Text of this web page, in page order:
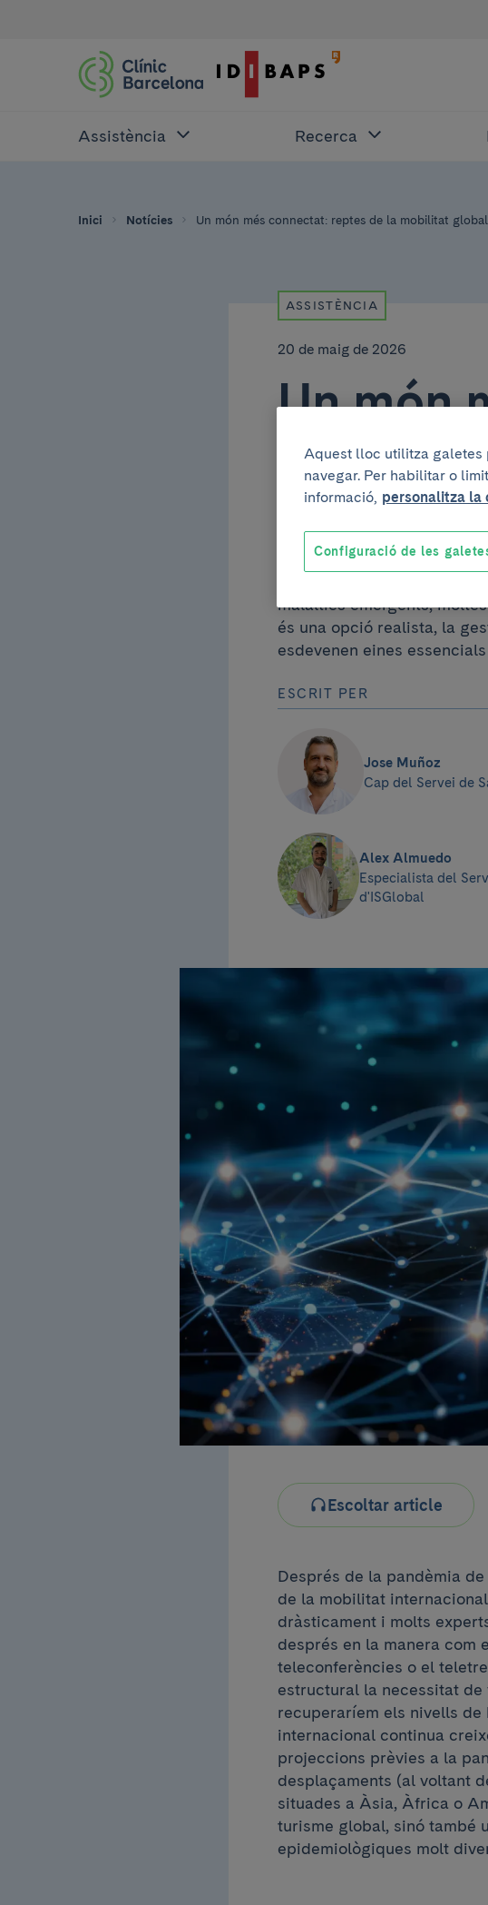
Assistència Recerca
Inici Notícies Un món més connectat: reptes de la mobilitat
ASSISTÈNCIA
20 de maig de 2026
Un món
reptes
per a la
malalties emergents,
és una opció realista, la
esdevenen eines
ESCRIT PER
Jose Muñoz
Cap del Servei de
Alex Almuedo
Especialista del
d'ISGlobal
Escoltar article
Després de la pandèmia
de la mobilitat
dràsticament i molts
després en la manera com
teleconferències o el
estructural la necessitat
recuperaríem els nivells
internacional continua
projeccions prèvies a la
desplaçaments (al voltant
situades a Àsia, Àfrica o
turisme global, sinó també
epidemiològiques molt
Aquest lloc utilitza galetes
navegar. Per habilitar o
informació, personalitza la
Configuració de les